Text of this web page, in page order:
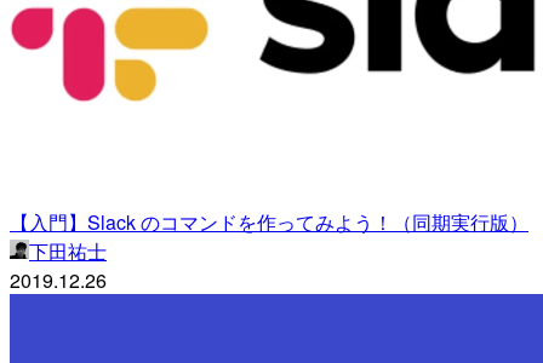
【入門】Slack のコマンドを作ってみよう！（同期実行版）
下田祐士
2019.12.26